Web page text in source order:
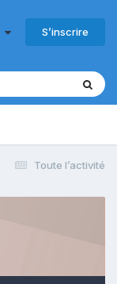
S’inscrire
Toute l’activité